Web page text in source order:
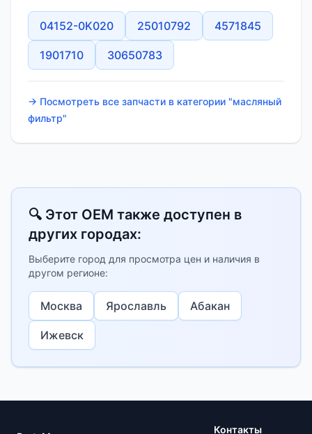
04152-0K020 25010792 4571845
1901710 30650783
→ Посмотреть все запчасти в категории "масляный
фильтр"
🔍 Этот OEM также доступен в
других городах:
Выберите город для просмотра цен и наличия в
другом регионе:
Москва Ярославль Абакан
Ижевск
Контакты